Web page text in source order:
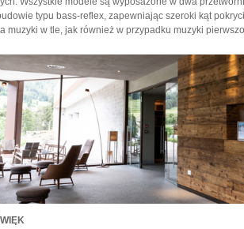
typu bass-reflex, zapewniając szeroki kąt
muzyki w tle, jak również w przypadku muzyki